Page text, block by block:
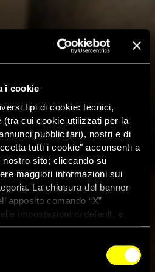
i cookie
tipi di cookie: tecnici,
cui cookie utilizzati per la
pubblicitari), nostri e di
tutti i cookie" acconsenti a
sito; cliccando su
maggiori informazioni sui
La chiusura del banner
comando “X”
impostazioni di default, e
navigazione con i cookie